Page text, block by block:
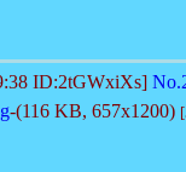
ID:2tGWxiXs]
-(116 KB, 657x1200)